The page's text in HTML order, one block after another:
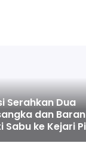
Serahkan Dua
dan
Sabu ke Kejari